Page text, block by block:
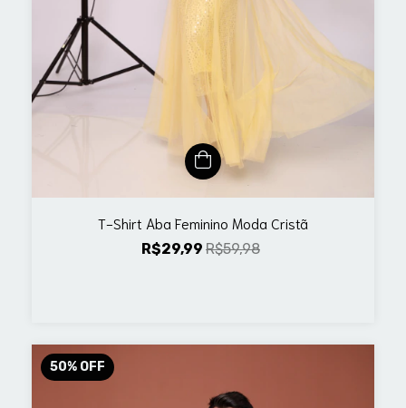
T-Shirt Aba Feminino Moda Cristã
R$29,99 R$59,98
50% OFF